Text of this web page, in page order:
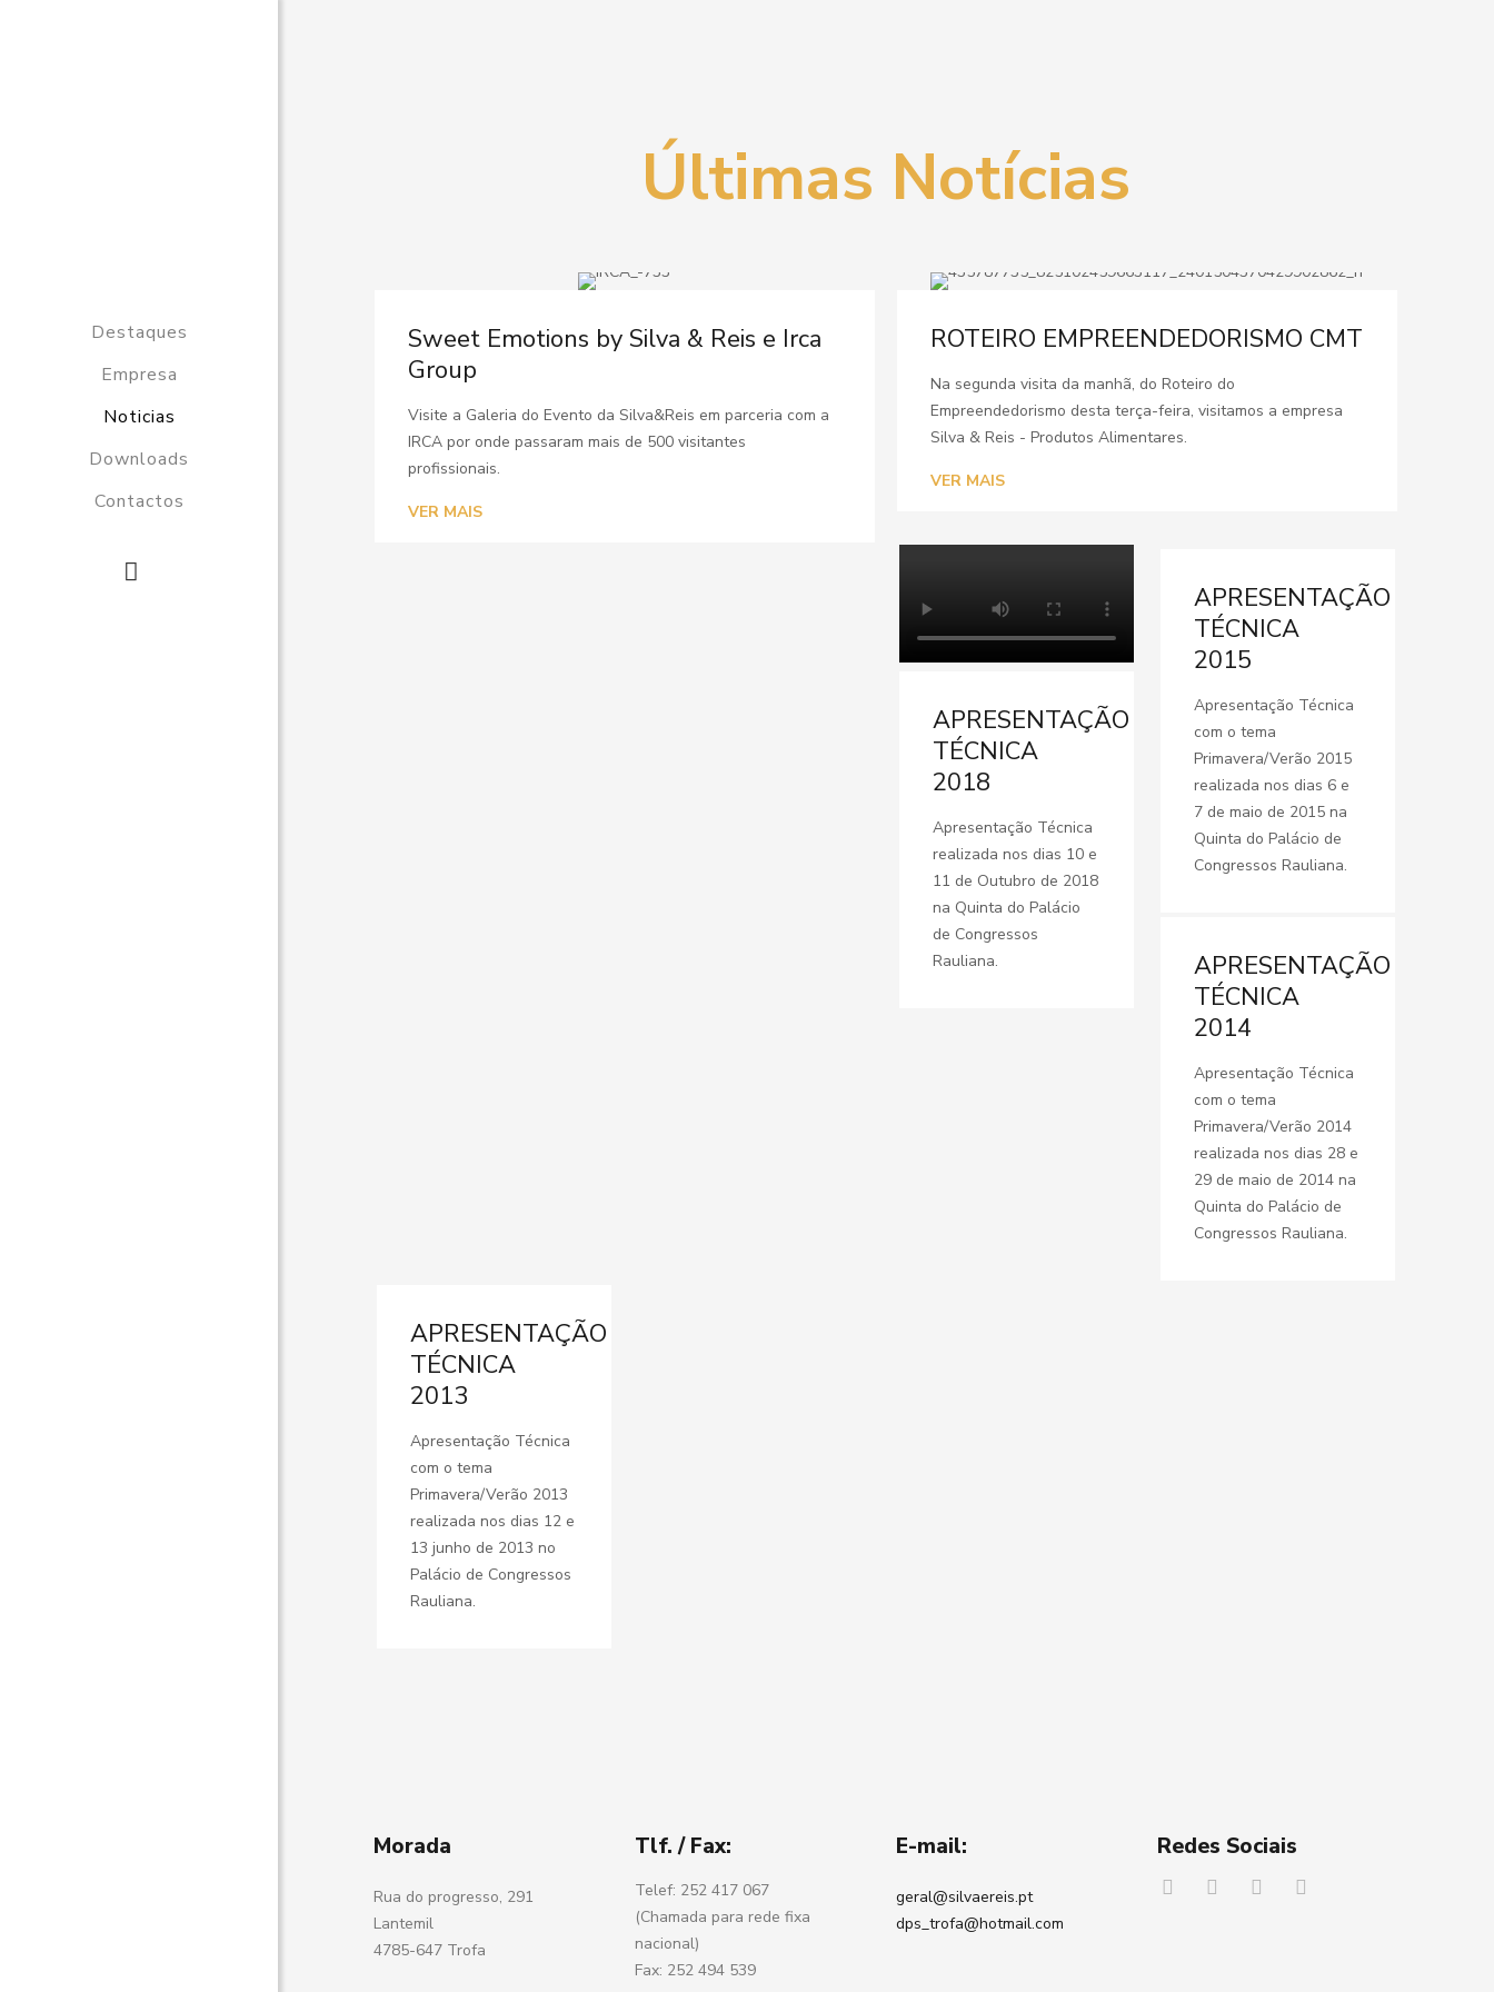
Destaques
Empresa
Noticias
Downloads
Contactos
Últimas Notícias
Sweet Emotions by Silva & Reis e Irca
Group
Visite a Galeria do Evento da Silva&Reis em parceria com a
IRCA por onde passaram mais de 500 visitantes
profissionais.
VER MAIS
ROTEIRO EMPREENDEDORISMO CMT
Na segunda visita da manhã, do Roteiro do
Empreendedorismo desta terça-feira, visitamos a empresa
Silva & Reis - Produtos Alimentares.
VER MAIS
APRESENTAÇÃO
TÉCNICA
2018
Apresentação Técnica
realizada nos dias 10 e
11 de Outubro de 2018
na Quinta do Palácio
de Congressos
Rauliana.
APRESENTAÇÃO
TÉCNICA
2015
Apresentação Técnica
com o tema
Primavera/Verão 2015
realizada nos dias 6 e
7 de maio de 2015 na
Quinta do Palácio de
Congressos Rauliana.
APRESENTAÇÃO
TÉCNICA
2014
Apresentação Técnica
com o tema
Primavera/Verão 2014
realizada nos dias 28 e
29 de maio de 2014 na
Quinta do Palácio de
Congressos Rauliana.
APRESENTAÇÃO
TÉCNICA
2013
Apresentação Técnica
com o tema
Primavera/Verão 2013
realizada nos dias 12 e
13 junho de 2013 no
Palácio de Congressos
Rauliana.
Morada
Rua do progresso, 291
Lantemil
4785-647 Trofa
Tlf. / Fax:
Telef: 252 417 067
(Chamada para rede fixa
nacional)
Fax: 252 494 539
E-mail:
geral@silvaereis.pt
dps_trofa@hotmail.com
Redes Sociais